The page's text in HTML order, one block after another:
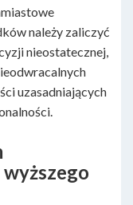
należy zaliczyć
nieostatecznej,
uzasadniających